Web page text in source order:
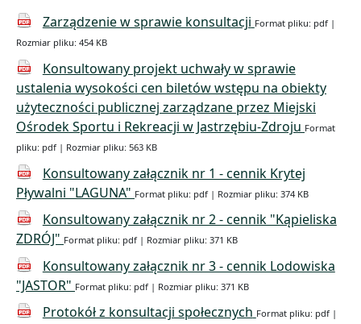
Zarządzenie w sprawie konsultacji Format pliku: pdf |
Rozmiar pliku: 454 KB
Konsultowany projekt uchwały w sprawie
ustalenia wysokości cen biletów wstępu na obiekty
użyteczności publicznej zarządzane przez Miejski
Ośrodek Sportu i Rekreacji w Jastrzębiu-Zdroju Format
pliku: pdf | Rozmiar pliku: 563 KB
Konsultowany załącznik nr 1 - cennik Krytej
Pływalni "LAGUNA" Format pliku: pdf | Rozmiar pliku: 374 KB
Konsultowany załącznik nr 2 - cennik "Kąpieliska
ZDRÓJ" Format pliku: pdf | Rozmiar pliku: 371 KB
Konsultowany załącznik nr 3 - cennik Lodowiska
"JASTOR" Format pliku: pdf | Rozmiar pliku: 371 KB
Protokół z konsultacji społecznych Format pliku: pdf |